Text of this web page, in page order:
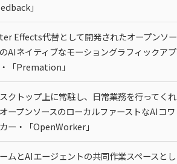
」
Effects代替として開発されたオープンソー
AIネイティブなモーショングラフィックアプ
「Premation」
クトップ上に常駐し、日常業務を行ってくれ
ープンソースのローカルファーストなAIコワ
ー・「OpenWorker」
ムとAIエージェントの共同作業スペースとし